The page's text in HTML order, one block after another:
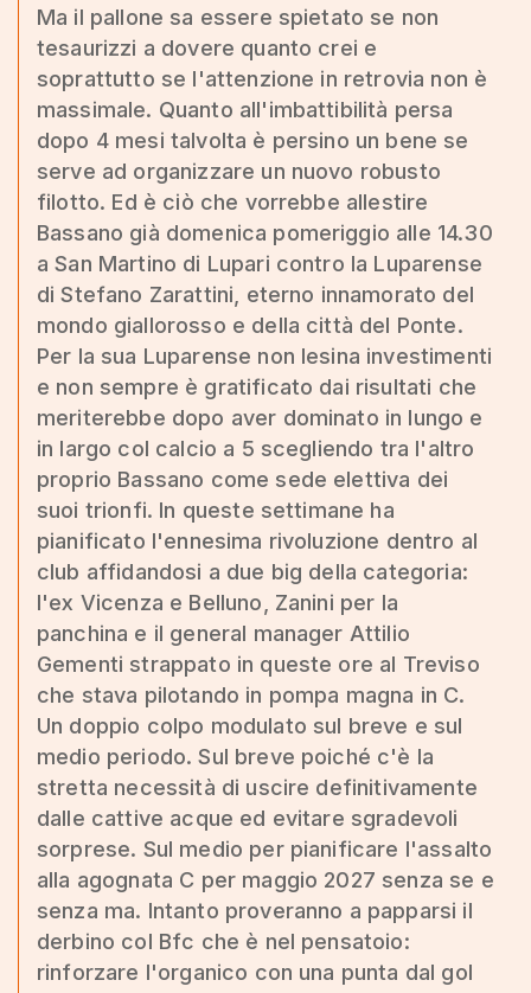
Ma il pallone sa essere spietato se non
tesaurizzi a dovere quanto crei e
soprattutto se l'attenzione in retrovia non è
massimale. Quanto all'imbattibilità persa
dopo 4 mesi talvolta è persino un bene se
serve ad organizzare un nuovo robusto
filotto. Ed è ciò che vorrebbe allestire
Bassano già domenica pomeriggio alle 14.30
a San Martino di Lupari contro la Luparense
di Stefano Zarattini, eterno innamorato del
mondo giallorosso e della città del Ponte.
Per la sua Luparense non lesina investimenti
e non sempre è gratificato dai risultati che
meriterebbe dopo aver dominato in lungo e
in largo col calcio a 5 scegliendo tra l'altro
proprio Bassano come sede elettiva dei
suoi trionfi. In queste settimane ha
pianificato l'ennesima rivoluzione dentro al
club affidandosi a due big della categoria:
l'ex Vicenza e Belluno, Zanini per la
panchina e il general manager Attilio
Gementi strappato in queste ore al Treviso
che stava pilotando in pompa magna in C.
Un doppio colpo modulato sul breve e sul
medio periodo. Sul breve poiché c'è la
stretta necessità di uscire definitivamente
dalle cattive acque ed evitare sgradevoli
sorprese. Sul medio per pianificare l'assalto
alla agognata C per maggio 2027 senza se e
senza ma. Intanto proveranno a papparsi il
derbino col Bfc che è nel pensatoio:
rinforzare l'organico con una punta dal gol